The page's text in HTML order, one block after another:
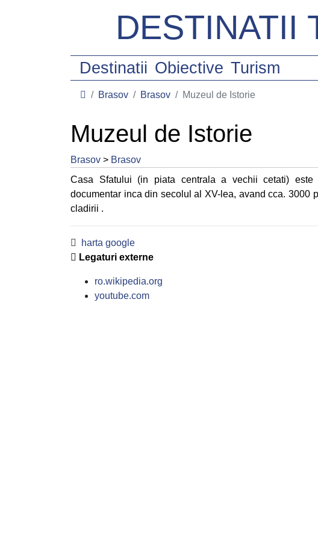
DESTINATII
Destinatii Obiective Turism
Brasov Brasov Muzeul de Istorie
Muzeul de Istorie
Brasov > Brasov
Casa Sfatului (in piata centrala a vechii cetati) este
documentar inca din secolul al XV-lea, avand cca. 3000
cladirii .
harta google
Legaturi externe
ro.wikipedia.org
youtube.com